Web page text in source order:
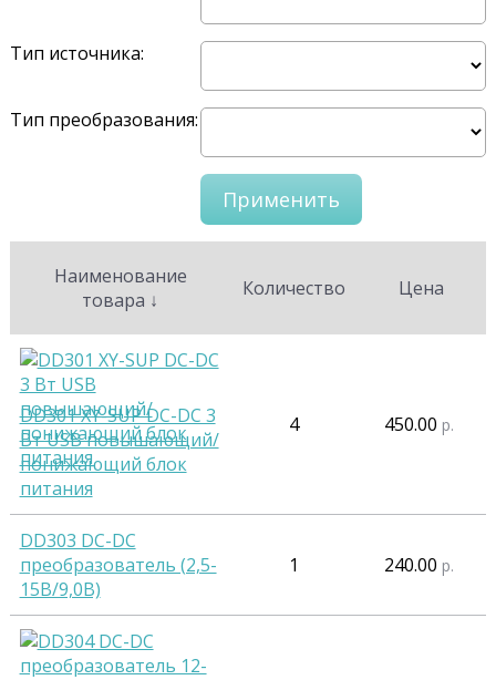
Тип источника:
Тип преобразования:
Наименование
товара ↓ Количество Цена
DD301 XY-SUP DC-DC 3
Вт USB повышающий/
понижающий блок
питания
4 450.00 р.
DD303 DC-DC
преобразователь (2,5-
15В/9,0В)
1 240.00 р.